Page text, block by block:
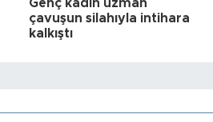
Genç kadın uzman
çavuşun silahıyla intihara
kalkıştı